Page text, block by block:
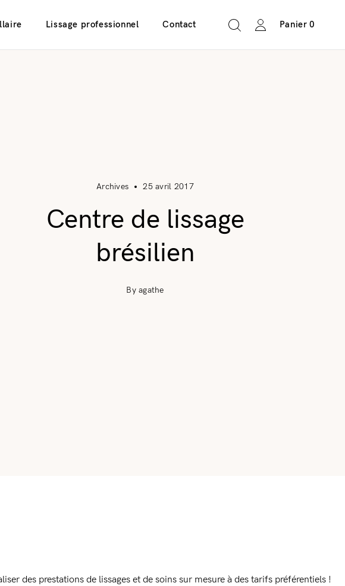
Lissage professionnel Contact Panier 0
Archives 25 avril 2017
Centre de lissage
brésilien
By agathe
des prestations de lissages et de soins sur mesure à des tarifs préférentiels !